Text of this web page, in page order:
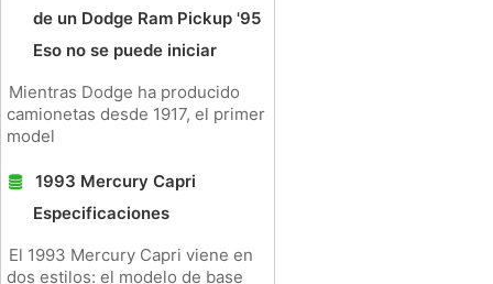
de un Dodge Ram Pickup '95
Eso no se puede iniciar
Mientras Dodge ha producido
camionetas desde 1917, el primer
model
1993 Mercury Capri
Especificaciones
El 1993 Mercury Capri viene en
dos estilos: el modelo de base